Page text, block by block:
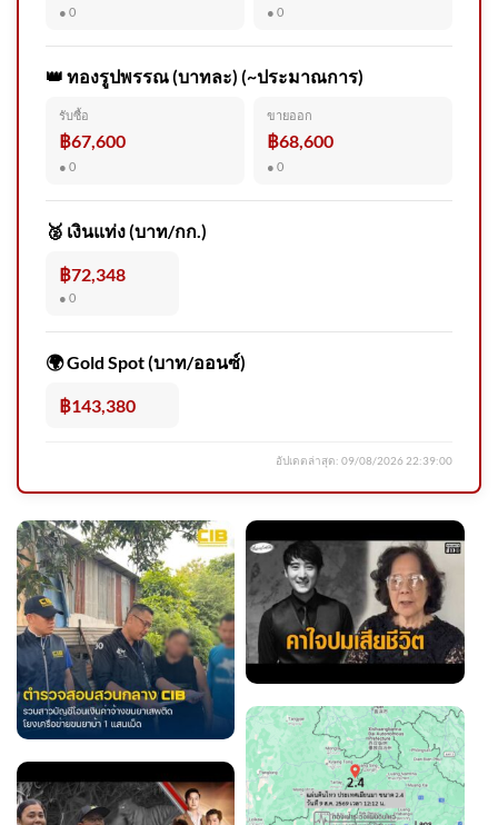
รวบหนุ่มใหญ่หื่น อ้างสอนวิชา
นวด ลวงเด็กหญิง 17 ปี ก่อเหตุข่
เทพศิรินทร์ นนทบุรี โพสต์ผ่าน
เพจ
(8/8/69) …ศูนย์อุตุนิยมวิทยา
ตกหนักถึง
● 0 ● 0
👑 ทองรูปพรรณ (บาทละ) (~ประมาณการ)
รับซื้อ
฿67,600
● 0
ขายออก
฿68,600
● 0
🥈 เงินแท่ง (บาท/กก.)
฿72,348
● 0
🌍 Gold Spot (บาท/ออนซ์)
฿143,380
อัปเดตล่าสุด: 09/08/2026 22:39:00